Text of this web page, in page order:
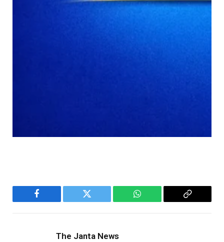
Facebook Twitter WhatsApp
Copy
The Janta News